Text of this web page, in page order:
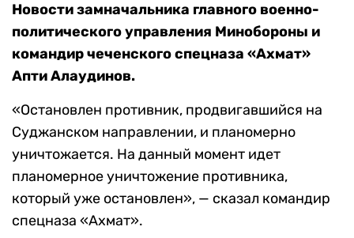
Новости замначальника главного военно-
политического управления Минобороны и
командир чеченского спецназа «Ахмат»
Апти Алаудинов.
«Остановлен противник, продвигавшийся на
Суджанском направлении, и планомерно
уничтожается. На данный момент идет
планомерное уничтожение противника,
который уже остановлен», — сказал командир
спецназа «Ахмат».